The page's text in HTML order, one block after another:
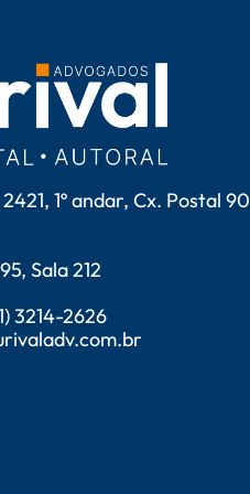
1º andar, Cx. Postal 90
Sala 212
3214-2626